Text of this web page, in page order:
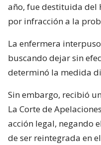
año, fue destituida del
por infracción a la
La enfermera
buscando dejar sin
determinó la medida
Sin embargo, recibió
La Corte de
acción legal, negando
de ser reintegrada en